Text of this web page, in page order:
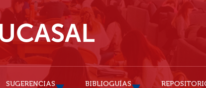
SUGERENCIAS BIBLIOGUÍAS